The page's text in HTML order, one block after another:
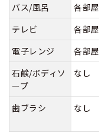
バス/風呂 各部屋
テレビ
各部屋
電子レンジ
各部屋
石鹸/ボディソ
ープ
なし
歯ブラシ なし